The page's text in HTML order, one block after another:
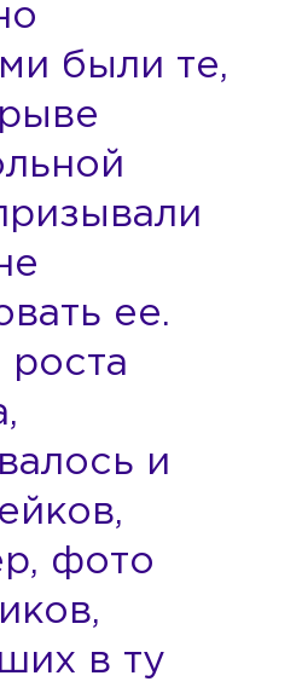
были те,
ее.
роста
и
фото
в ту